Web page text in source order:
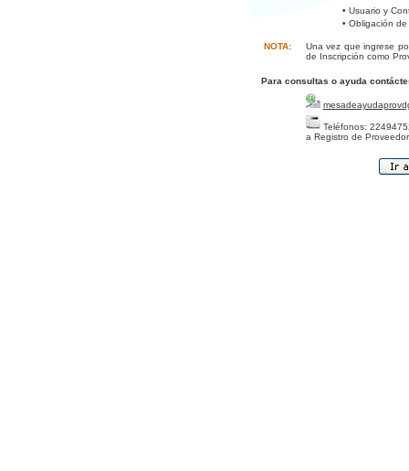
• Usuario y
• Obligación
NOTA:
Una vez que ingrese
de Inscripción como
Para consultas o ayuda
Teléfonos:
a Registro de